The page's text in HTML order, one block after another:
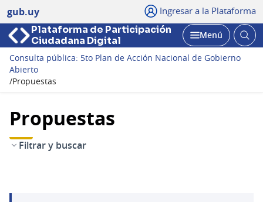
gub.uy Ingresar a la Plataforma
Plataforma de Participación
Ciudadana Digital
Abrir
Menú
Consulta pública: 5to Plan de Acción Nacional de Gobierno
Abierto
/Propuestas
Propuestas
Filtrar y buscar